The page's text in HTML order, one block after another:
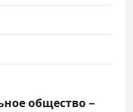
общество –